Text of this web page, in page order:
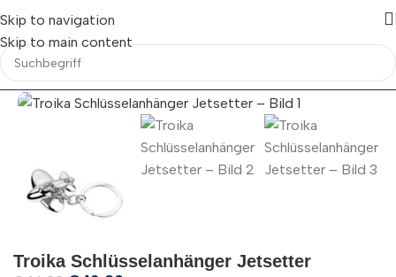
Skip to navigation
Skip to main content
Troika Schlüsselanhänger Jetsetter